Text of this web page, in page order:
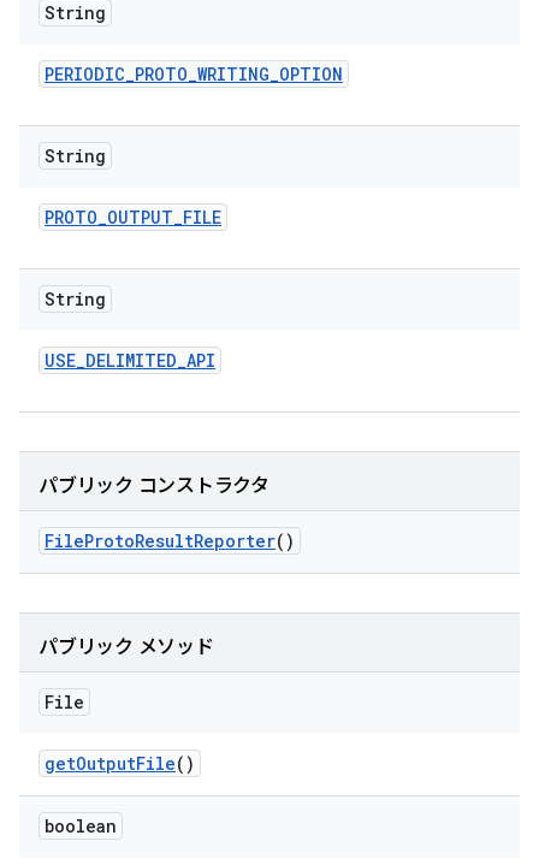
String
PERIODIC_PROTO_WRITING_OPTION
String
PROTO_OUTPUT_FILE
String
USE_DELIMITED_API
パブリック コンストラクタ
FileProtoResultReporter()
パブリック メソッド
File
getOutputFile()
boolean